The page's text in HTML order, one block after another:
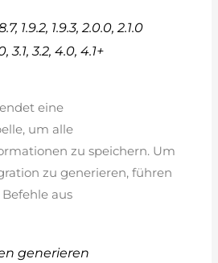
1.9.2, 1.9.3, 2.0.0, 2.1.0
3.1, 3.2, 4.0, 4.1+
eine
um alle
zu speichern. Um
zu generieren, führen
aus
generieren